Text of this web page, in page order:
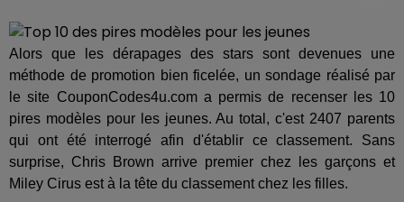
Alors que les dérapages des stars sont devenues une
méthode de promotion bien ficelée, un sondage réalisé par
le site CouponCodes4u.com a permis de recenser les 10
pires modèles pour les jeunes. Au total, c'est 2407 parents
qui ont été interrogé afin d'établir ce classement. Sans
surprise, Chris Brown arrive premier chez les garçons et
Miley Cirus est à la tête du classement chez les filles.